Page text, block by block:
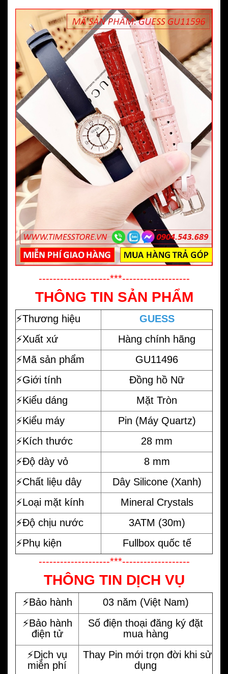
--------------------***-------------------
THÔNG TIN SẢN PHẨM
⚡️Thương hiệu
GUESS
⚡️Xuất xứ
Hàng chính hãng
⚡️Mã sản phẩm
GU11496
⚡️Giới tính
Đồng hồ Nữ
⚡️Kiểu dáng
Mặt Tròn
⚡️Kiểu máy
Pin (Máy Quartz)
⚡️Kích thước
28 mm
⚡️Độ dày vỏ
8 mm
⚡️Chất liệu dây
Dây Silicone (Xanh)
⚡️Loại mặt kính
Mineral Crystals
⚡️Độ chịu nước
3ATM (30m)
⚡️Phụ kiện
Fullbox quốc tế
--------------------***-------------------
THÔNG TIN DỊCH VỤ
⚡️Bảo hành
03 năm (Việt Nam)
⚡️Bảo hành
điện tử
Số điện thoại đăng ký đặt
mua hàng
⚡️Dịch vụ
miễn phí
Thay Pin mới trọn đời khi sử
dụng